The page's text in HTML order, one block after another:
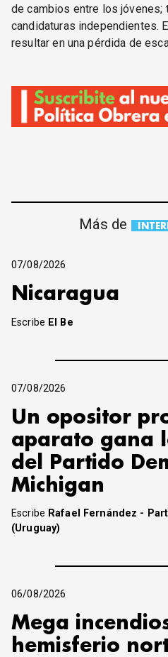
de cambios entre los jóvenes;
candidaturas independientes.
resultar en una pérdida de
Más de
07/08/2026
Nicaragua
Escribe El Be
07/08/2026
Un opositor
aparato gana
del Partido
Michigan
Escribe Rafael Fernández -
(Uruguay)
06/08/2026
Mega
hemisferio